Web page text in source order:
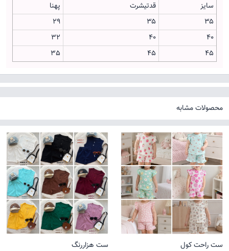
سایز
قدتیشرت
پهنا
۳۵
۳۵
29
۴۰
۴۰
32
۴۵
۴۵ 35
محصولات مشابه
ست راحت کول
ست هزاررنگ